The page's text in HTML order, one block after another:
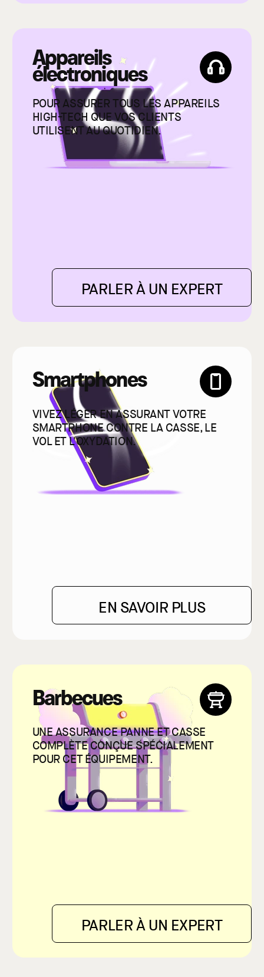
Appareils
électroniques
POUR ASSURER TOUS LES APPAREILS
HIGH-TECH QUE VOS CLIENTS
UTILISENT AU QUOTIDIEN.
PARLER À UN EXPERT
Smartphones
VIVEZ LÉGER EN ASSURANT VOTRE
SMARTPHONE CONTRE LA CASSE, LE
VOL ET L'OXYDATION.
EN SAVOIR PLUS
Barbecues
UNE ASSURANCE PANNE ET CASSE
COMPLÈTE CONÇUE SPÉCIALEMENT
POUR CET ÉQUIPEMENT.
PARLER À UN EXPERT